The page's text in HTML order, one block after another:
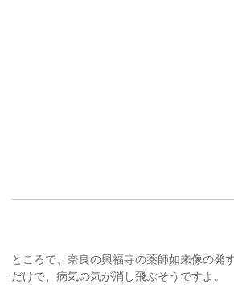
ところで、奈良の興福寺の薬師如来像の発
だけで、病気の気が消し飛ぶそうですよ。